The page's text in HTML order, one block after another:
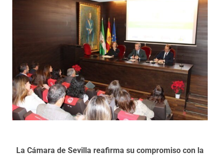
La Cámara de Sevilla reafirma su compromiso con la